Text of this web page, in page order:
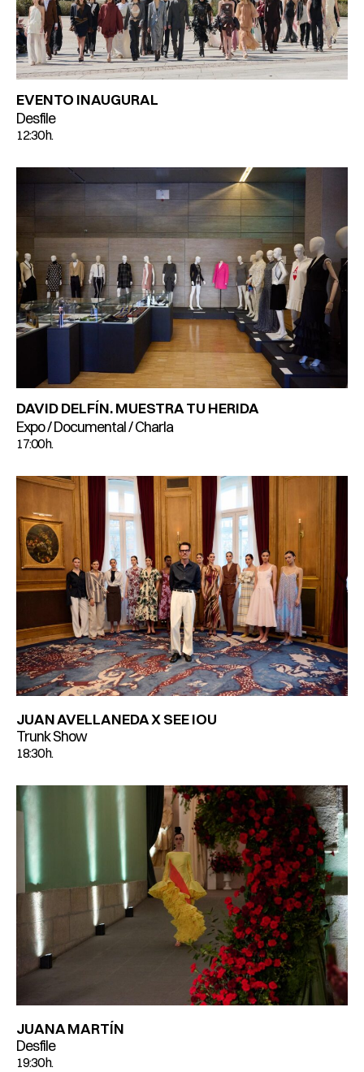
EVENTO INAUGURAL
Desfile
12:30 h.
DAVID DELFÍN. MUESTRA TU HERIDA
Expo / Documental / Charla
17:00 h.
JUAN AVELLANEDA X SEE IOU
Trunk Show
18:30 h.
JUANA MARTÍN
Desfile
19:30 h.